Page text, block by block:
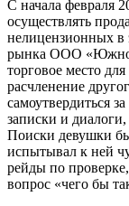
С начала февраля
осуществлять
нелицензионных в
рынка ООО
торговое место
расчленение
самоутвердиться
записки и
Поиски девушки
испытывал к ней
рейды по
вопрос «чего бы